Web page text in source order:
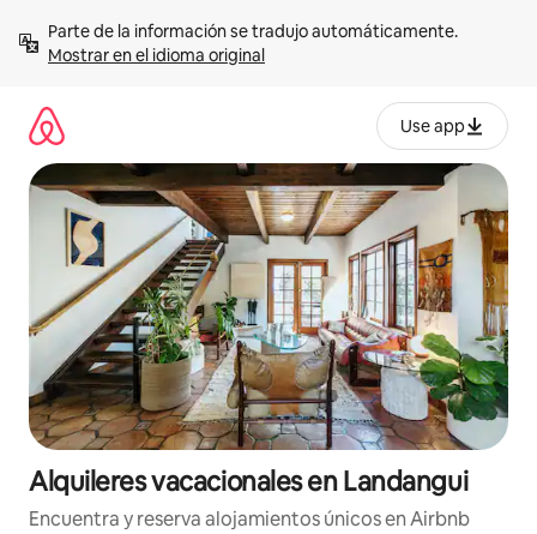
contenidoMostrar en el idioma original
Use app
Alquileres vacacionales en Landangui
Encuentra y reserva alojamientos únicos en Airbnb